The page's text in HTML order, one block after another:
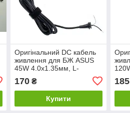
Оригінальний DC кабель
живлення для БЖ ASUS
45W 4.0x1.35мм, L-
подібний штекер (від БЖ
до ноутбука)
170₴
Купити
до
185